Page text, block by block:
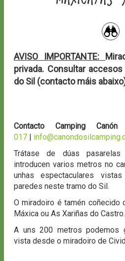
AVISO IMPORTANTE:
privada. Consultar
do Sil (contacto máis
Contacto Camping
017 |
Trátase de dúas
introducen varios metros no
unhas espectaculares
paredes neste tramo do Sil.
O miradoiro é tamén coñecido
Máxica ou As Xariñas do Castro.
A uns 200 metros podemos
vista desde o miradoiro de